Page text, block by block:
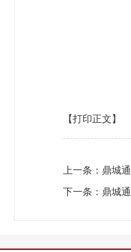
【打印正文】
上一条： 鼎城
下一条： 鼎城